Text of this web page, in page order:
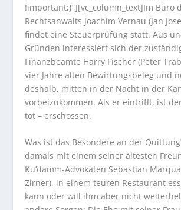
!important;}“][vc_column_text]Im Büro
Rechtsanwalts Joachim Vernau (Jan
findet eine Steuerprüfung statt. Aus
Gründen interessiert sich der
Finanzbeamte Harry Fischer (Peter
vier Jahre alten Bewirtungsbeleg und
deshalb, mitten in der Nacht in der
vorbeizukommen. Als er eintrifft, ist
tot – erschossen.
Was ist das Besondere an der
damals mit einem seiner ältesten
Ku’damm-Advokaten Sebastian
Zirner), in einem teuren Restaurant
kann oder will ihm aber nicht